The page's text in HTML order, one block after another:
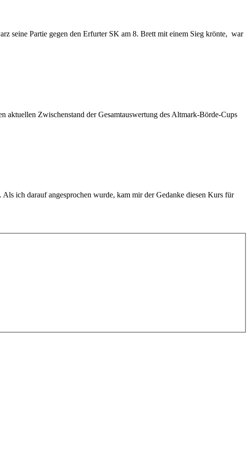
seine Partie gegen den Erfurter SK am 8. Brett mit einem Sieg krönte, war
aktuellen Zwischenstand der Gesamtauswertung des Altmark-Börde-Cups
ich darauf angesprochen wurde, kam mir der Gedanke diesen Kurs für